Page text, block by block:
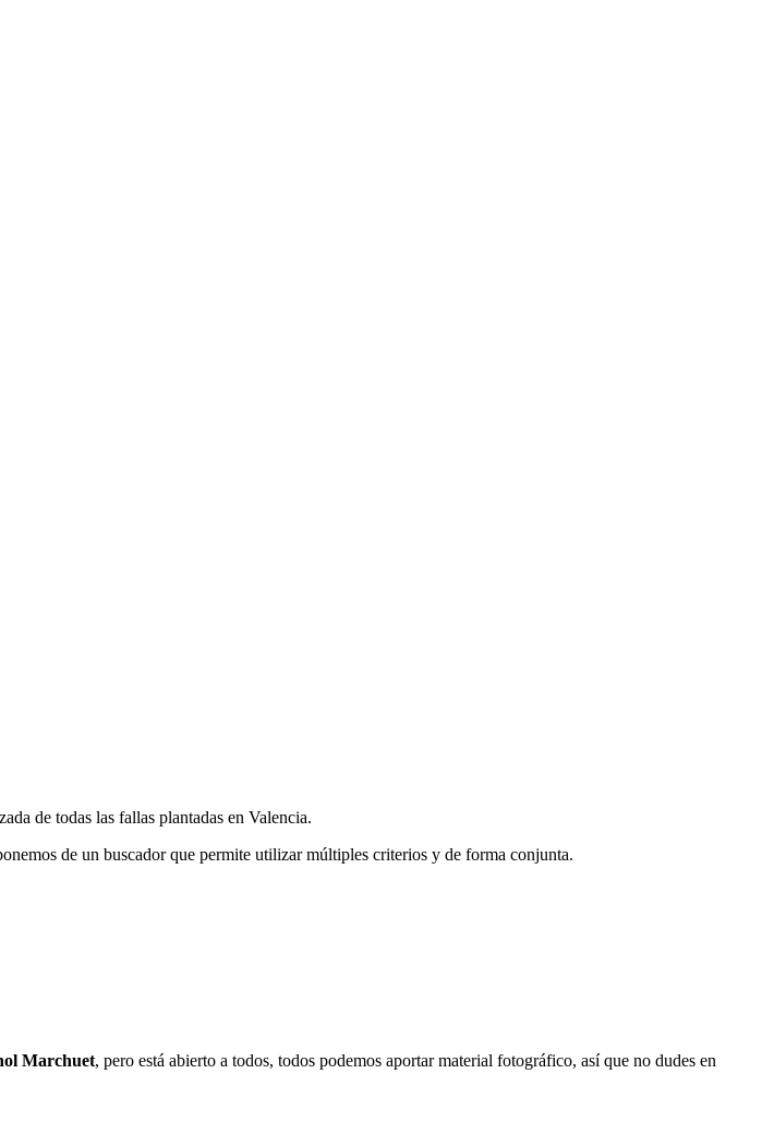
de todas las fallas plantadas en Valencia.
de un buscador que permite utilizar múltiples criterios y de forma conjunta.
Marchuet, pero está abierto a todos, todos podemos aportar material fotográfico, así que no dudes en